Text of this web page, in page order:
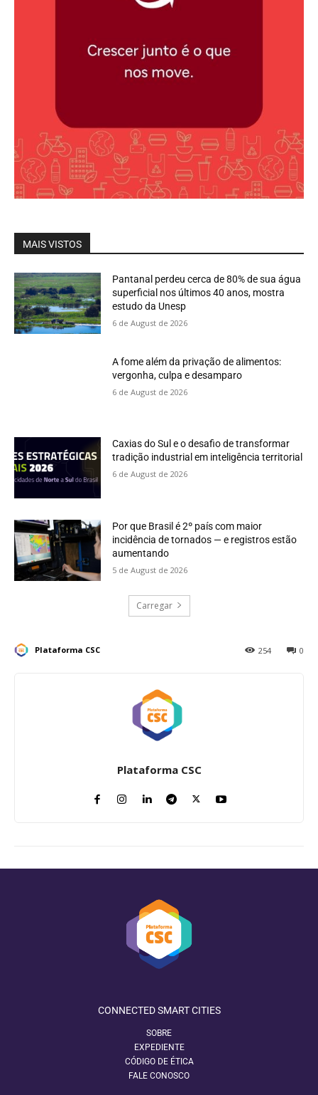
MAIS VISTOS
Pantanal perdeu cerca de 80% de sua água
superficial nos últimos 40 anos, mostra
estudo da Unesp
6 de August de 2026
A fome além da privação de alimentos:
vergonha, culpa e desamparo
6 de August de 2026
Caxias do Sul e o desafio de transformar
tradição industrial em inteligência territorial
6 de August de 2026
Por que Brasil é 2º país com maior
incidência de tornados — e registros estão
aumentando
5 de August de 2026
Carregar
Plataforma CSC 0
254
Plataforma CSC
CONNECTED SMART CITIES
SOBRE
EXPEDIENTE
CÓDIGO DE ÉTICA
FALE CONOSCO